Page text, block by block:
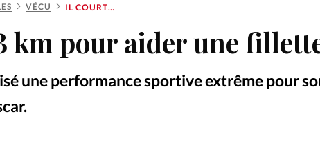
Les
VÉCU IL COURT 163 KM POUR AIDER UNE FILLETTE
km pour aider une
une performance sportive extrême pour